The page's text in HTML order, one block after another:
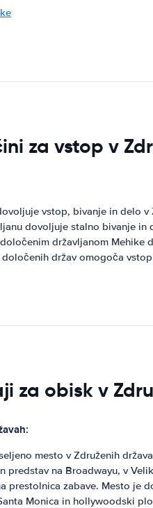
za vstop v
vstop, bivanje in delo
dovoljuje stalno bivanje in
državljanom
držav omogoča
za obisk v
mesto v Združenih
predstav na Broadwayu, v
prestolnica zabave. Mesto
Monica in hollywoodski